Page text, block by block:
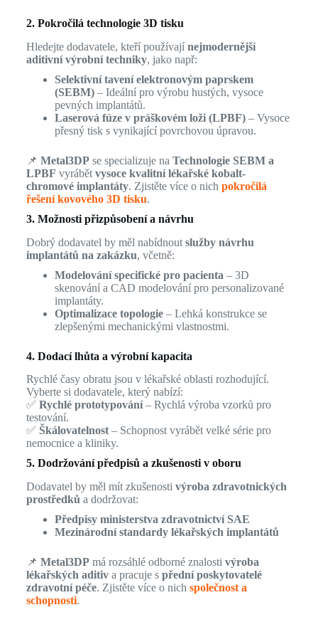
2. Pokročilá technologie 3D tisku
Hledejte dodavatele, kteří používají nejmodernější
aditivní výrobní techniky, jako např:
Selektivní tavení elektronovým paprskem
(SEBM)– Ideální pro výrobu hustých, vysoce
pevných implantátů.
Laserová fúze v práškovém loži (LPBF)– Vysoce
přesný tisk s vynikající povrchovou úpravou.
📌 Metal3DPse specializuje na Technologie SEBM a
LPBF vyrábět vysoce kvalitní lékařské kobalt-
chromové implantáty. Zjistěte více o nich pokročilá
řešení kovového 3D tisku.
3. Možnosti přizpůsobení a návrhu
Dobrý dodavatel by měl nabídnout služby návrhu
implantátů na zakázku, včetně:
Modelování specifické pro pacienta – 3D
skenování a CAD modelování pro personalizované
implantáty.
Optimalizace topologie– Lehká konstrukce se
zlepšenými mechanickými vlastnostmi.
4. Dodací lhůta a výrobní kapacita
Rychlé časy obratu jsou v lékařské oblasti rozhodující.
Vyberte si dodavatele, který nabízí:
✅ Rychlé prototypování– Rychlá výroba vzorků pro
testování.
✅ Škálovatelnost– Schopnost vyrábět velké série pro
nemocnice a kliniky.
5. Dodržování předpisů a zkušenosti v oboru
Dodavatel by měl mít zkušenosti výroba zdravotnických
prostředků a dodržovat:
Předpisy ministerstva zdravotnictví SAE
Mezinárodní standardy lékařských implantátů
📌 Metal3DPmá rozsáhlé odborné znalosti výroba
lékařských aditiva pracuje s přední poskytovatelé
zdravotní péče. Zjistěte více o nich společnost a
schopnosti.